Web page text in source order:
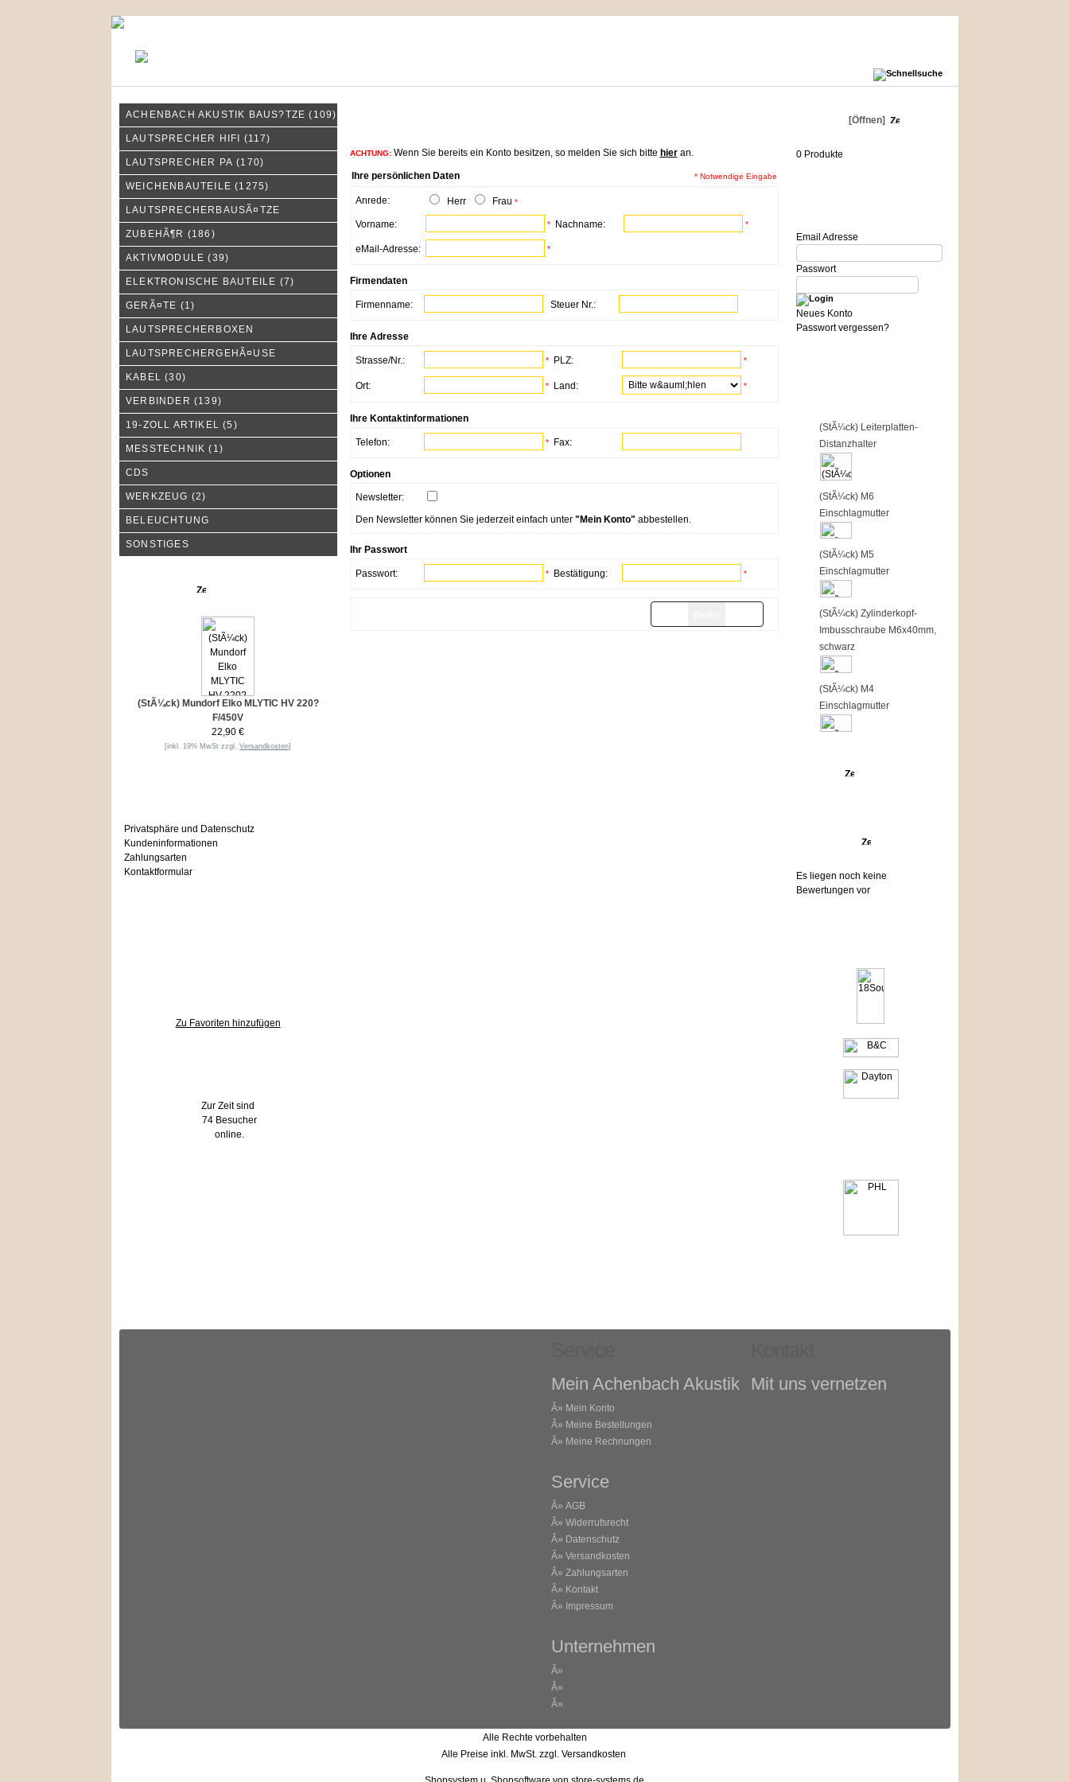
ACHENBACH AKUSTIK BAUS?TZE (109)
LAUTSPRECHER HIFI (117)
LAUTSPRECHER PA (170)
WEICHENBAUTEILE (1275)
LAUTSPRECHERBAUSÃ¤TZE
ZUBEHÃ¶R (186)
AKTIVMODULE (39)
ELEKTRONISCHE BAUTEILE (7)
GERÃ¤TE (1)
LAUTSPRECHERBOXEN
LAUTSPRECHERGEHÃ¤USE
KABEL (30)
VERBINDER (139)
19-ZOLL ARTIKEL (5)
MESSTECHNIK (1)
CDS
WERKZEUG (2)
BELEUCHTUNG
SONSTIGES
(StÃ¼ck) Mundorf Elko MLYTIC HV 220?
F/450V
22,90 €
[inkl. 19% MwSt zzgl. Versandkosten]
Privatsphäre und Datenschutz
Kundeninformationen
Zahlungsarten
Kontaktformular
Zu Favoriten hinzufügen
Zur Zeit sind
74 Besucher
online.
ACHTUNG:Wenn Sie bereits ein Konto besitzen, so melden Sie sich bitte hieran.
Ihre persönlichen Daten * Notwendige Eingabe
Anrede: Herr Frau *
Vorname: * Nachname: *
eMail-Adresse: *
Firmendaten
Firmenname: Steuer Nr.:
Ihre Adresse
Strasse/Nr.: * PLZ: *
Ort: * Land: *
Ihre Kontaktinformationen
Telefon: * Fax:
Optionen
Newsletter:
Den Newsletter können Sie jederzeit einfach unter "Mein Konto" abbestellen.
Ihr Passwort
Passwort: * Bestätigung: *
[Öffnen]
0 Produkte
Email Adresse
Passwort
Neues Konto
Passwort vergessen?
(StÃ¼ck) Leiterplatten-
Distanzhalter
(StÃ¼ck) M6
Einschlagmutter
(StÃ¼ck) M5
Einschlagmutter
(StÃ¼ck) Zylinderkopf-
Imbusschraube M6x40mm,
schwarz
(StÃ¼ck) M4
Einschlagmutter
Es liegen noch keine
Bewertungen vor
Mein Achenbach Akustik
Â» Mein Konto
Â» Meine Bestellungen
Â» Meine Rechnungen
Service
Â» AGB
Â» Widerrufsrecht
Â» Datenschutz
Â» Versandkosten
Â» Zahlungsarten
Â» Kontakt
Â» Impressum
Unternehmen
Â»
Â»
Â»
Mit uns vernetzen
Alle Rechte vorbehalten
Alle Preise inkl. MwSt. zzgl. Versandkosten